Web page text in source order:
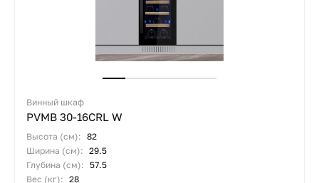
Винный шкаф
PVMB 30-16CRL W
Высота (см): 82
Ширина (см): 29.5
Глубина (см): 57.5
Вес (кг): 28